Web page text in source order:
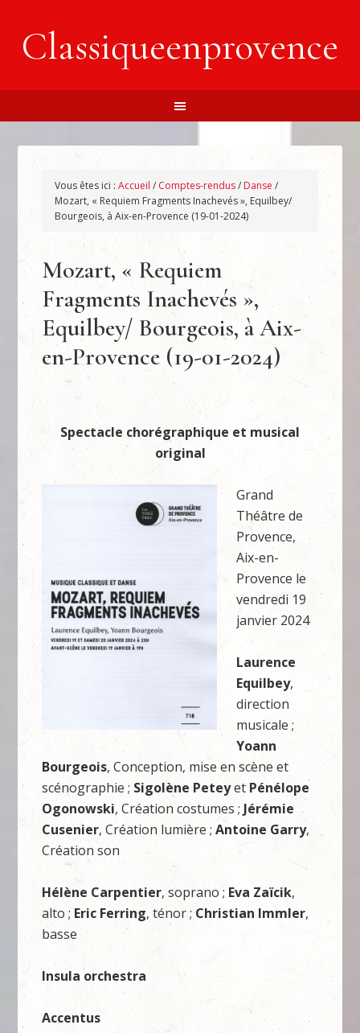
Classiqueenprovence
Vous êtes ici :Accueil / Comptes-rendus/ Danse /
Mozart, « Requiem Fragments Inachevés », Equilbey/
Bourgeois, à Aix-en-Provence (19-01-2024)
Mozart, « Requiem
Fragments Inachevés »,
Equilbey/ Bourgeois, à Aix-
en-Provence (19-01-2024)
Spectacle chorégraphique et musical
original
Grand
Théâtre de
Provence,
Aix-en-
Provence le
vendredi 19
janvier 2024
Laurence
Equilbey,
direction
musicale ;
Yoann
Bourgeois, Conception, mise en scène et
scénographie ; Sigolène Peteyet Pénélope
Ogonowski, Création costumes ; Jérémie
Cusenier, Création lumière ;Antoine Garry,
Création son
Hélène Carpentier, soprano ; Eva Zaïcik,
alto ; Eric Ferring, ténor ; Christian Immler,
basse
Insula orchestra
Accentus